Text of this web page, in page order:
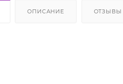
ОПИСАНИЕ ОТЗЫВЫ